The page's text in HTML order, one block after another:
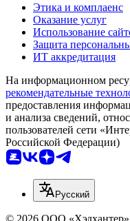
Этика и комплаенс
Оказание услуг
Использование
Защита
ИТ аккредитация
На информационном
рекомендательные
предоставления
и анализа сведений,
пользователей сети
Российской Федерации)
Русский
© 2026 ООО «Хэдхантер»